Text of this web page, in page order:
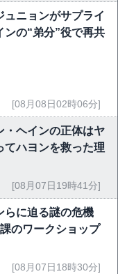
ュニョンがサプライ
ンの“弟分”役で再共
[08月08日02時06分]
・ヘインの正体はヤ
てハヨンを救った理
[08月07日19時41分]
らに迫る謎の危機
のワークショップ
[08月07日18時30分]